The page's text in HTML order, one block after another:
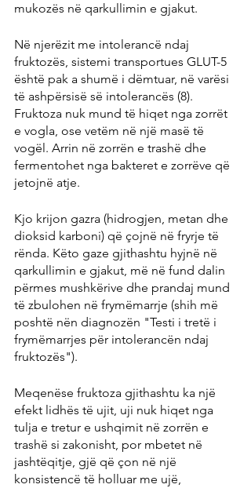
mukozës në qarkullimin e gjakut.
Në njerëzit me intolerancë ndaj
fruktozës, sistemi transportues GLUT-5
është pak a shumë i dëmtuar, në varësi
të ashpërsisë së intolerancës (8).
Fruktoza nuk mund të hiqet nga zorrët
e vogla, ose vetëm në një masë të
vogël. Arrin në zorrën e trashë dhe
fermentohet nga bakteret e zorrëve që
jetojnë atje.
Kjo krijon gazra (hidrogjen, metan dhe
dioksid karboni) që çojnë në fryrje të
rënda. Këto gaze gjithashtu hyjnë në
qarkullimin e gjakut, më në fund dalin
përmes mushkërive dhe prandaj mund
të zbulohen në frymëmarrje (shih më
poshtë nën diagnozën "Testi i tretë i
frymëmarrjes për intolerancën ndaj
fruktozës").
Meqenëse fruktoza gjithashtu ka një
efekt lidhës të ujit, uji nuk hiqet nga
tulja e tretur e ushqimit në zorrën e
trashë si zakonisht, por mbetet në
jashtëqitje, gjë që çon në një
konsistencë të holluar me ujë,